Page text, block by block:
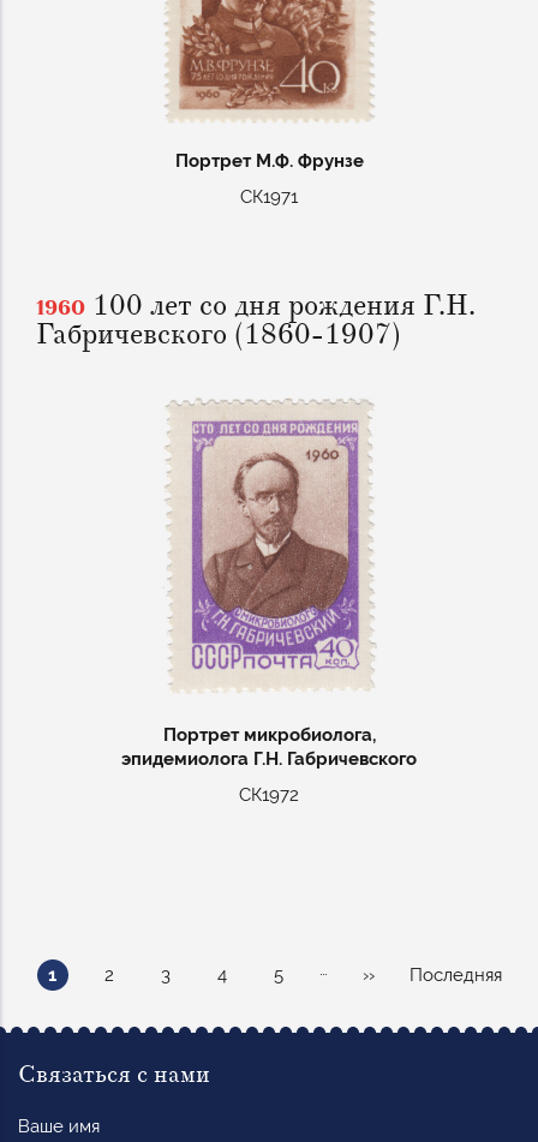
Портрет М.Ф. Фрунзе
СК1971
1960 100 лет со дня рождения Г.Н.
Габричевского (1860-1907)
Портрет микробиолога,
эпидемиолога Г.Н. Габричевского
СК1972
Нумерация
страницТекущая
1 Page
2 Page
3 Page
4 Page
5 …
Следующая
››
Последняя
Последняя
Связаться с нами
имя